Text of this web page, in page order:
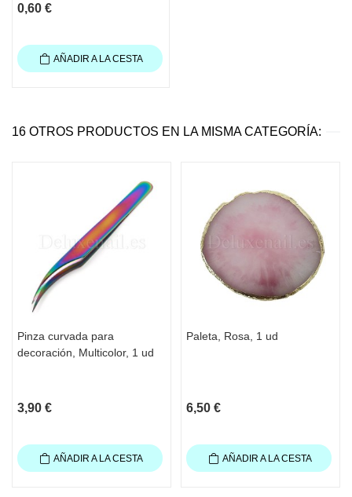
0,60 €
AÑADIR A LA CESTA
16 OTROS PRODUCTOS EN LA MISMA CATEGORÍA:
Pinza curvada para
decoración, Multicolor, 1 ud
3,90 €
AÑADIR A LA CESTA
Paleta, Rosa, 1 ud
6,50 €
AÑADIR A LA CESTA